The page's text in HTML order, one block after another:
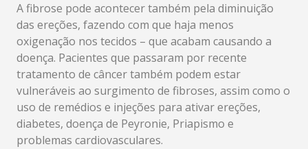
A fibrose pode acontecer também pela diminuição
das ereções, fazendo com que haja menos
oxigenação nos tecidos – que acabam causando a
doença. Pacientes que passaram por recente
tratamento de câncer também podem estar
vulneráveis ao surgimento de fibroses, assim como o
uso de remédios e injeções para ativar ereções,
diabetes, doença de Peyronie, Priapismo e
problemas cardiovasculares.